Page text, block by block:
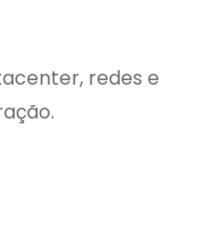
redes e